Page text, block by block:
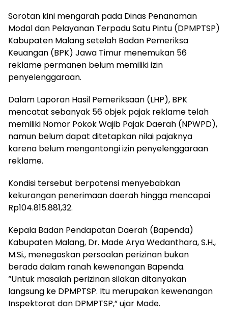
Sorotan kini mengarah pada Dinas Penanaman
Modal dan Pelayanan Terpadu Satu Pintu (DPMPTSP)
Kabupaten Malang setelah Badan Pemeriksa
Keuangan (BPK) Jawa Timur menemukan 56
reklame permanen belum memiliki izin
penyelenggaraan.
Dalam Laporan Hasil Pemeriksaan (LHP), BPK
mencatat sebanyak 56 objek pajak reklame telah
memiliki Nomor Pokok Wajib Pajak Daerah (NPWPD),
namun belum dapat ditetapkan nilai pajaknya
karena belum mengantongi izin penyelenggaraan
reklame.
Kondisi tersebut berpotensi menyebabkan
kekurangan penerimaan daerah hingga mencapai
Rp104.815.881,32.
Kepala Badan Pendapatan Daerah (Bapenda)
Kabupaten Malang, Dr. Made Arya Wedanthara, S.H.,
M.Si., menegaskan persoalan perizinan bukan
berada dalam ranah kewenangan Bapenda.
“Untuk masalah perizinan silakan ditanyakan
langsung ke DPMPTSP. Itu merupakan kewenangan
Inspektorat dan DPMPTSP,” ujar Made.